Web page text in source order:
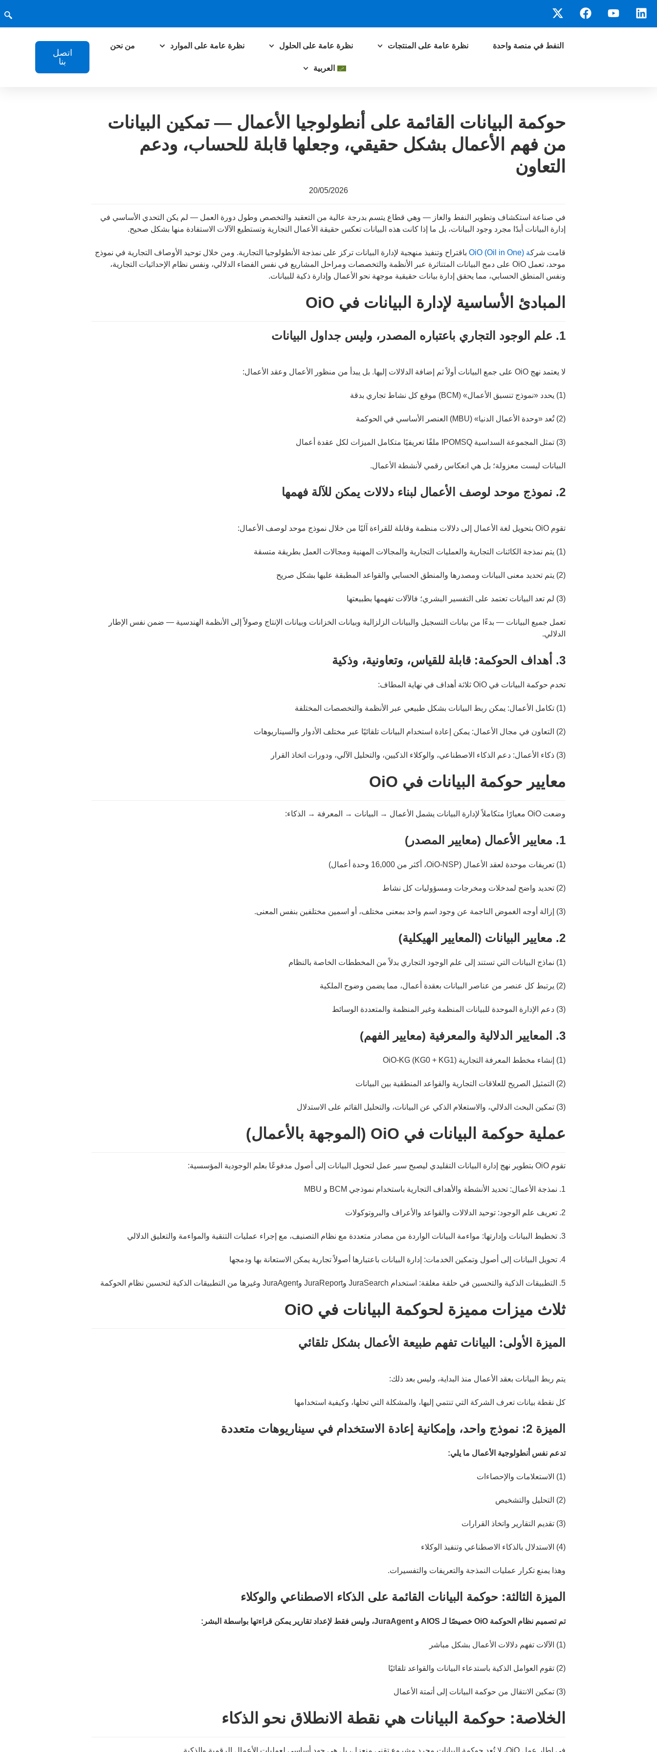
النفط في منصة واحدة نظرة عامة على المنتجات نظرة عامة على الحلول نظرة عامة على الموارد من نحن
العربية
اتصل
بنا
حوكمة البيانات القائمة على أنطولوجيا الأعمال — تمكين البيانات
من فهم الأعمال بشكل حقيقي، وجعلها قابلة للحساب، ودعم
التعاون
20/05/2026
في صناعة استكشاف وتطوير النفط والغاز — وهي قطاع يتسم بدرجة عالية من التعقيد والتخصص وطول دورة العمل — لم يكن التحدي الأساسي في
إدارة البيانات أبدًا مجرد وجود البيانات، بل ما إذا كانت هذه البيانات تعكس حقيقة الأعمال التجارية وتستطيع الآلات الاستفادة منها بشكل صحيح.
قامت شركة OiO (Oil in One)
باقتراح وتنفيذ منهجية لإدارة البيانات تركز على نمذجة الأنطولوجيا التجارية. ومن خلال توحيد الأوصاف التجارية في نموذج
موحد، تعمل OiO على دمج البيانات المتناثرة عبر الأنظمة والتخصصات ومراحل المشاريع في نفس الفضاء الدلالي، ونفس نظام الإحداثيات التجارية،
ونفس المنطق الحسابي، مما يحقق إدارة بيانات حقيقية موجهة نحو الأعمال وإدارة ذكية للبيانات.
المبادئ الأساسية لإدارة البيانات في OiO
1. علم الوجود التجاري باعتباره المصدر، وليس جداول البيانات
لا يعتمد نهج OiO على جمع البيانات أولاً ثم إضافة الدلالات إليها. بل يبدأ من منظور الأعمال وعقد الأعمال:
(1) يحدد «نموذج تنسيق الأعمال» (BCM) موقع كل نشاط تجاري بدقة
(2) تُعد «وحدة الأعمال الدنيا» (MBU) العنصر الأساسي في الحوكمة
(3) تمثل المجموعة السداسية IPOMSQ ملفًا تعريفيًا متكامل الميزات لكل عقدة أعمال
البيانات ليست معزولة؛ بل هي انعكاس رقمي لأنشطة الأعمال.
2. نموذج موحد لوصف الأعمال لبناء دلالات يمكن للآلة فهمها
تقوم OiO بتحويل لغة الأعمال إلى دلالات منظمة وقابلة للقراءة آليًا من خلال نموذج موحد لوصف الأعمال:
(1) يتم نمذجة الكائنات التجارية والعمليات التجارية والمجالات المهنية ومجالات العمل بطريقة متسقة
(2) يتم تحديد معنى البيانات ومصدرها والمنطق الحسابي والقواعد المطبقة عليها بشكل صريح
(3) لم تعد البيانات تعتمد على التفسير البشري؛ فالآلات تفهمها بطبيعتها
تعمل جميع البيانات — بدءًا من بيانات التسجيل والبيانات الزلزالية وبيانات الخزانات وبيانات الإنتاج وصولاً إلى الأنظمة الهندسية — ضمن نفس الإطار
الدلالي.
3. أهداف الحوكمة: قابلة للقياس، وتعاونية، وذكية
تخدم حوكمة البيانات في OiO ثلاثة أهداف في نهاية المطاف:
(1) تكامل الأعمال: يمكن ربط البيانات بشكل طبيعي عبر الأنظمة والتخصصات المختلفة
(2) التعاون في مجال الأعمال: يمكن إعادة استخدام البيانات تلقائيًا عبر مختلف الأدوار والسيناريوهات
(3) ذكاء الأعمال: دعم الذكاء الاصطناعي، والوكلاء الذكيين، والتحليل الآلي، ودورات اتخاذ القرار
معايير حوكمة البيانات في OiO
وضعت OiO معيارًا متكاملاً لإدارة البيانات يشمل الأعمال → البيانات → المعرفة → الذكاء:
1. معايير الأعمال (معايير المصدر)
(1) تعريفات موحدة لعقد الأعمال (OiO-NSP، أكثر من 16,000 وحدة أعمال)
(2) تحديد واضح لمدخلات ومخرجات ومسؤوليات كل نشاط
(3) إزالة أوجه الغموض الناجمة عن وجود اسم واحد بمعنى مختلف، أو اسمين مختلفين بنفس المعنى.
2. معايير البيانات (المعايير الهيكلية)
(1) نماذج البيانات التي تستند إلى علم الوجود التجاري بدلاً من المخططات الخاصة بالنظام
(2) يرتبط كل عنصر من عناصر البيانات بعقدة أعمال، مما يضمن وضوح الملكية
(3) دعم الإدارة الموحدة للبيانات المنظمة وغير المنظمة والمتعددة الوسائط
3. المعايير الدلالية والمعرفية (معايير الفهم)
(1) إنشاء مخطط المعرفة التجارية OiO-KG (KG0 + KG1)
(2) التمثيل الصريح للعلاقات التجارية والقواعد المنطقية بين البيانات
(3) تمكين البحث الدلالي، والاستعلام الذكي عن البيانات، والتحليل القائم على الاستدلال
عملية حوكمة البيانات في OiO (الموجهة بالأعمال)
تقوم OiO بتطوير نهج إدارة البيانات التقليدي ليصبح سير عمل لتحويل البيانات إلى أصول مدفوعًا بعلم الوجودية المؤسسية:
1. نمذجة الأعمال: تحديد الأنشطة والأهداف التجارية باستخدام نموذجي BCM و MBU
2. تعريف علم الوجود: توحيد الدلالات والقواعد والأعراف والبروتوكولات
3. تخطيط البيانات وإدارتها: مواءمة البيانات الواردة من مصادر متعددة مع نظام التصنيف، مع إجراء عمليات التنقية والمواءمة والتعليق الدلالي
4. تحويل البيانات إلى أصول وتمكين الخدمات: إدارة البيانات باعتبارها أصولاً تجارية يمكن الاستعانة بها ودمجها
5. التطبيقات الذكية والتحسين في حلقة مغلقة: استخدام JuraSearch وJuraReport وJuraAgent وغيرها من التطبيقات الذكية لتحسين نظام الحوكمة
ثلاث ميزات مميزة لحوكمة البيانات في OiO
الميزة الأولى: البيانات تفهم طبيعة الأعمال بشكل تلقائي
يتم ربط البيانات بعقد الأعمال منذ البداية، وليس بعد ذلك:
كل نقطة بيانات تعرف الشركة التي تنتمي إليها، والمشكلة التي تحلها، وكيفية استخدامها
الميزة 2: نموذج واحد، وإمكانية إعادة الاستخدام في سيناريوهات متعددة
تدعم نفس أنطولوجية الأعمال ما يلي:
(1) الاستعلامات والإحصاءات
(2) التحليل والتشخيص
(3) تقديم التقارير واتخاذ القرارات
(4) الاستدلال بالذكاء الاصطناعي وتنفيذ الوكلاء
وهذا يمنع تكرار عمليات النمذجة والتعريفات والتفسيرات.
الميزة الثالثة: حوكمة البيانات القائمة على الذكاء الاصطناعي والوكلاء
تم تصميم نظام الحوكمة OiO خصيصًا لـ AIOS و JuraAgent، وليس فقط لإعداد تقارير يمكن قراءتها بواسطة البشر:
(1) الآلات تفهم دلالات الأعمال بشكل مباشر
(2) تقوم العوامل الذكية باستدعاء البيانات والقواعد تلقائيًا
(3) تمكين الانتقال من حوكمة البيانات إلى أتمتة الأعمال
الخلاصة: حوكمة البيانات هي نقطة الانطلاق نحو الذكاء
في إطار عمل OiO، لا تُعد حوكمة البيانات مجرد مشروع تقني منعزل، بل هي جهد أساسي لعمليات الأعمال الرقمية والذكية.